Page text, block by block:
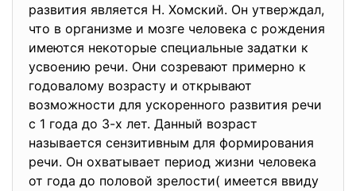
развития является Н. Хомский. Он утверждал,
что в организме и мозге человека с рождения
имеются некоторые специальные задатки к
усвоению речи. Они созревают примерно к
годовалому возрасту и открывают
возможности для ускоренного развития речи
с 1 года до 3-х лет. Данный возраст
называется сензитивным для формирования
речи. Он охватывает период жизни человека
от года до половой зрелости( имеется ввиду